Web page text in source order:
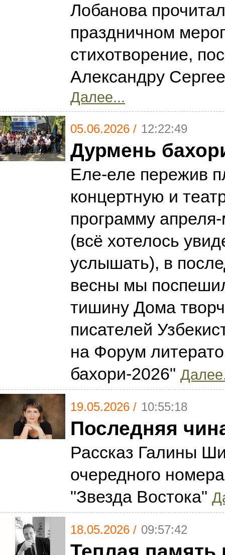
Лобанова
праздничном
стихотворение,
Александру
Далее...
05.06.2026 / 12:22:49
Дурмень
Еле-еле пережив
концертную и
программу
(всё хотелось
услышать), в
весны мы
тишину Дома
писателей
на Форум
бахори-2026"
19.05.2026 / 10:55:18
Последняя
Рассказ Галины
очередного
"Звезда Востока"
18.05.2026 / 09:57:42